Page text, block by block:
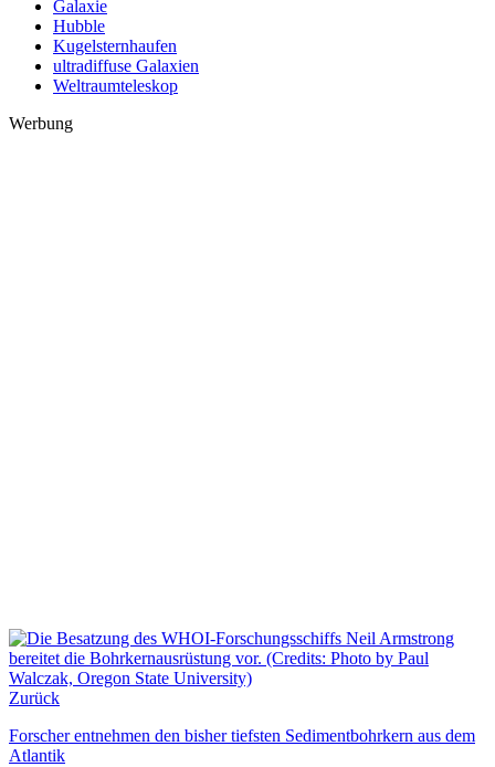
Galaxie
Hubble
Kugelsternhaufen
ultradiffuse Galaxien
Weltraumteleskop
Werbung
Zurück
Forscher entnehmen den bisher tiefsten Sedimentbohrkern aus dem
Atlantik